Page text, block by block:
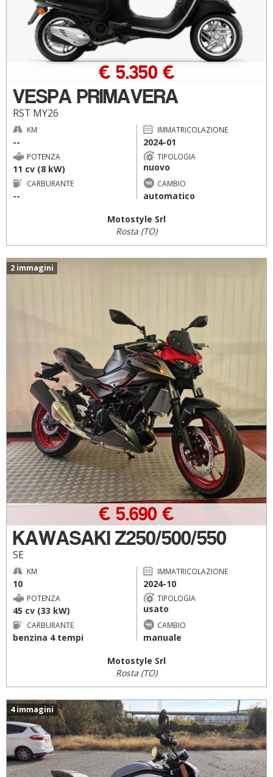
VESPA PRIMAVERA
RST MY26
€ 5.350 €
KM
--
IMMATRICOLAZIONE
2024-01
POTENZA
11 cv (8 kW)
TIPOLOGIA
nuovo
CARBURANTE
--
CAMBIO
automatico
Motostyle Srl
Rosta (TO)
2 immagini
KAWASAKI Z250/500/550
SE
€ 5.690 €
KM
10
IMMATRICOLAZIONE
2024-10
POTENZA
45 cv (33 kW)
TIPOLOGIA
usato
CARBURANTE
benzina 4 tempi
CAMBIO
manuale
Motostyle Srl
Rosta (TO)
4 immagini